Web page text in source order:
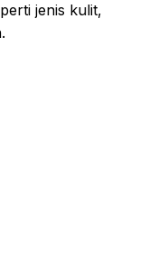
jenis kulit,